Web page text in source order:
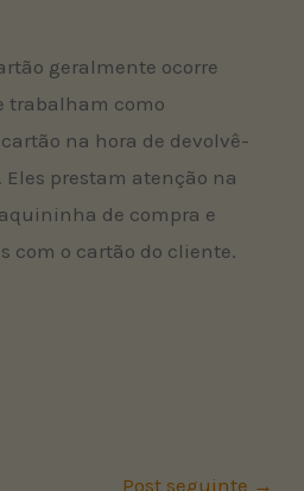
geralmente ocorre
trabalham como
na hora de devolvê-
prestam atenção na
de compra e
com o cartão do cliente.
Post seguinte →